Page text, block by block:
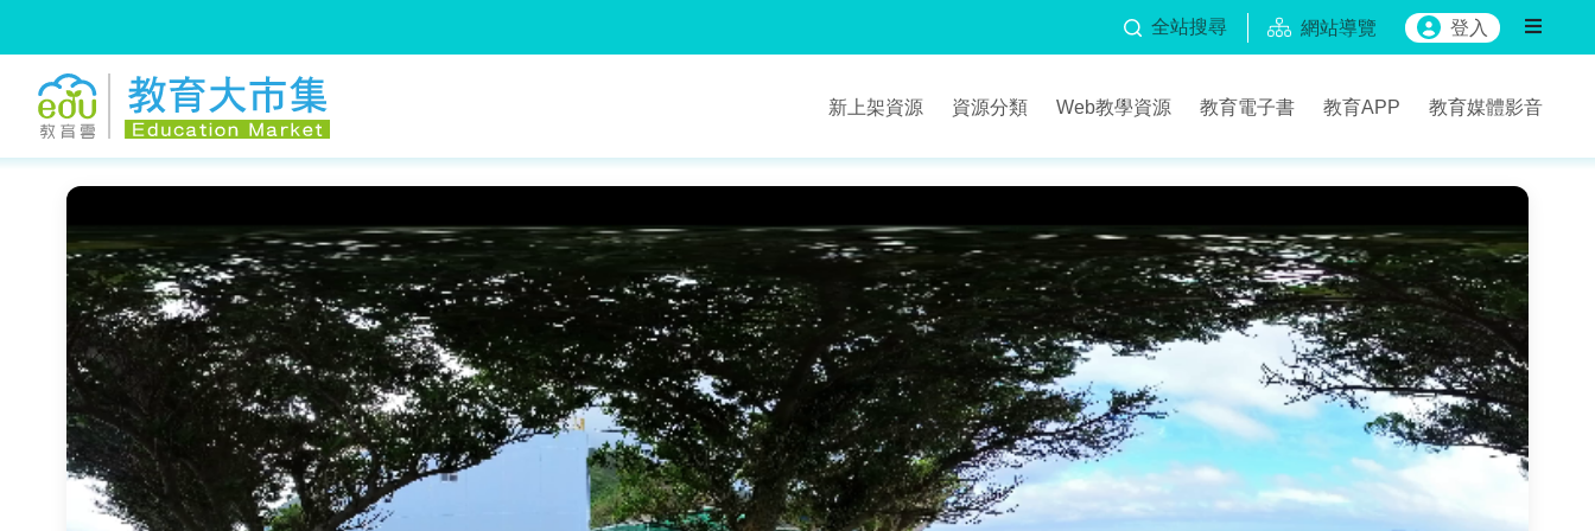
全站搜尋 網站導覽 登入
新上架資源 資源分類 Web教學資源 教育電子書 教育APP 教育媒體影音